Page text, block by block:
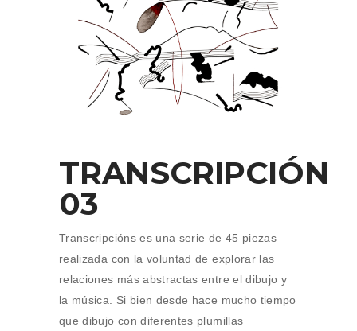
TRANSCRIPCIÓN
03
Transcripcións es una serie de 45 piezas
realizada con la voluntad de explorar las
relaciones más abstractas entre el dibujo y
la música. Si bien desde hace mucho tiempo
que dibujo con diferentes plumillas